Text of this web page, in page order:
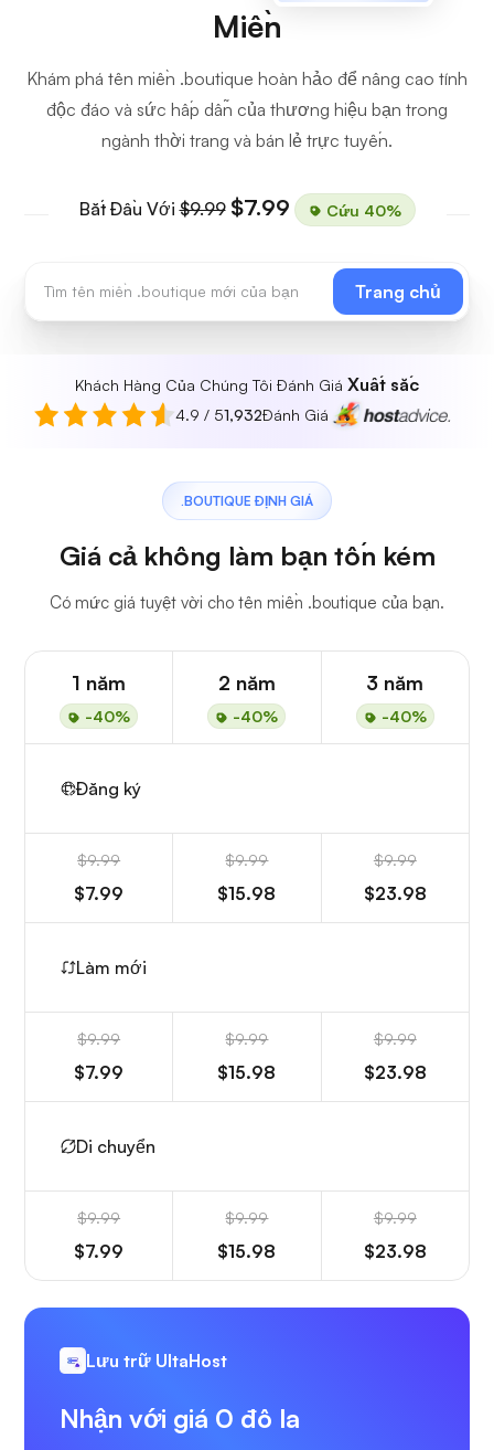
Miền
Khám phá tên miền .boutique hoàn hảo để nâng cao tính
độc đáo và sức hấp dẫn của thương hiệu bạn trong
ngành thời trang và bán lẻ trực tuyến.
Bắt Đầu Với$9.99 $7.99 Cứu 40%
Trang chủ
Khách Hàng Của Chúng Tôi Đánh Giá Xuất sắc
4.9 / 51,932Đánh Giá
.BOUTIQUE ĐỊNH GIÁ
Giá cả không làm bạn tốn kém
Có mức giá tuyệt vời cho tên miền .boutique của bạn.
1 năm
-40%
2 năm
-40%
3 năm
-40%
Đăng ký
$9.99
$7.99
$9.99
$15.98
$9.99
$23.98
Làm mới
$9.99
$7.99
$9.99
$15.98
$9.99
$23.98
Di chuyển
$9.99
$7.99
$9.99
$15.98
$9.99
$23.98
Lưu trữ UltaHost
Nhận với giá 0 đô la